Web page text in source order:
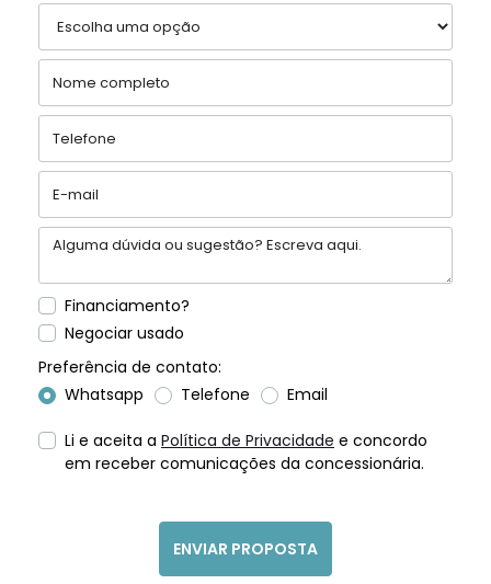
Financiamento?
Negociar usado
Preferência de contato:
Whatsapp
Telefone Email
Li e aceita a Política de Privacidade e concordo
em receber comunicações da concessionária.
ENVIAR PROPOSTA